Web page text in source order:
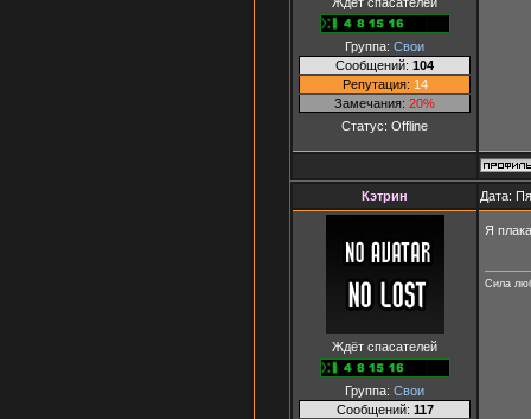
Группа: Свои
Сообщений: 104
Репутация: 14
Замечания: 20%
Статус: Offline
Кэтpин Дата:
Ждёт спасателей
Группа: Свои
Сообщений: 117
Я
Сила